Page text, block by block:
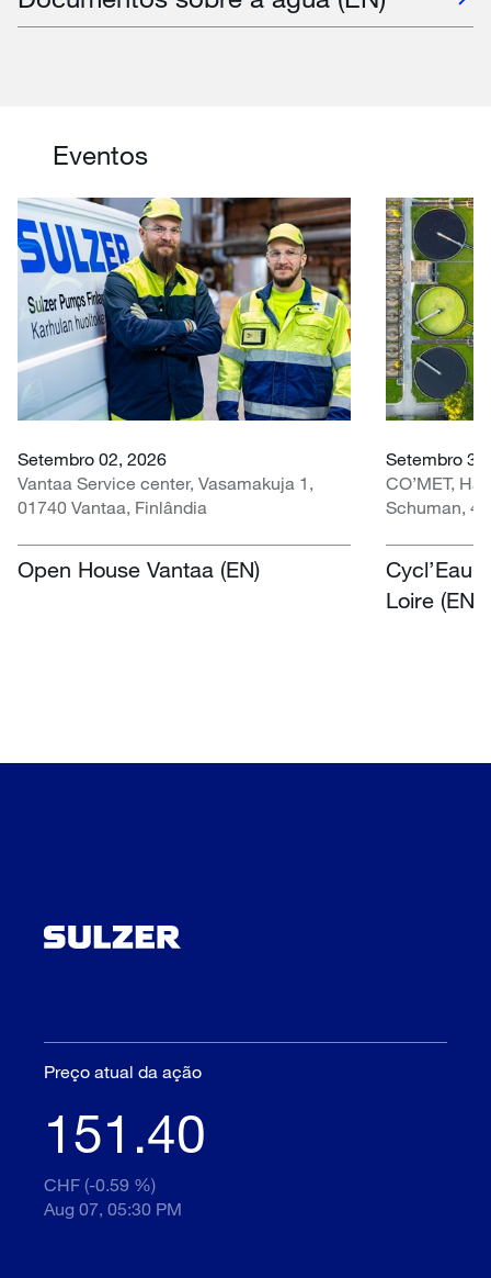
Eventos
Setembro 02, 2026
Vantaa Service center, Vasamakuja 1,
01740 Vantaa, Finlândia
Open House Vantaa (EN)
Setembro
CO’MET,
Schuman,
Cycl’Eau
Loire (EN)
Preço atual da ação
151.40
CHF (-0.59 %)
Aug 07, 05:30 PM